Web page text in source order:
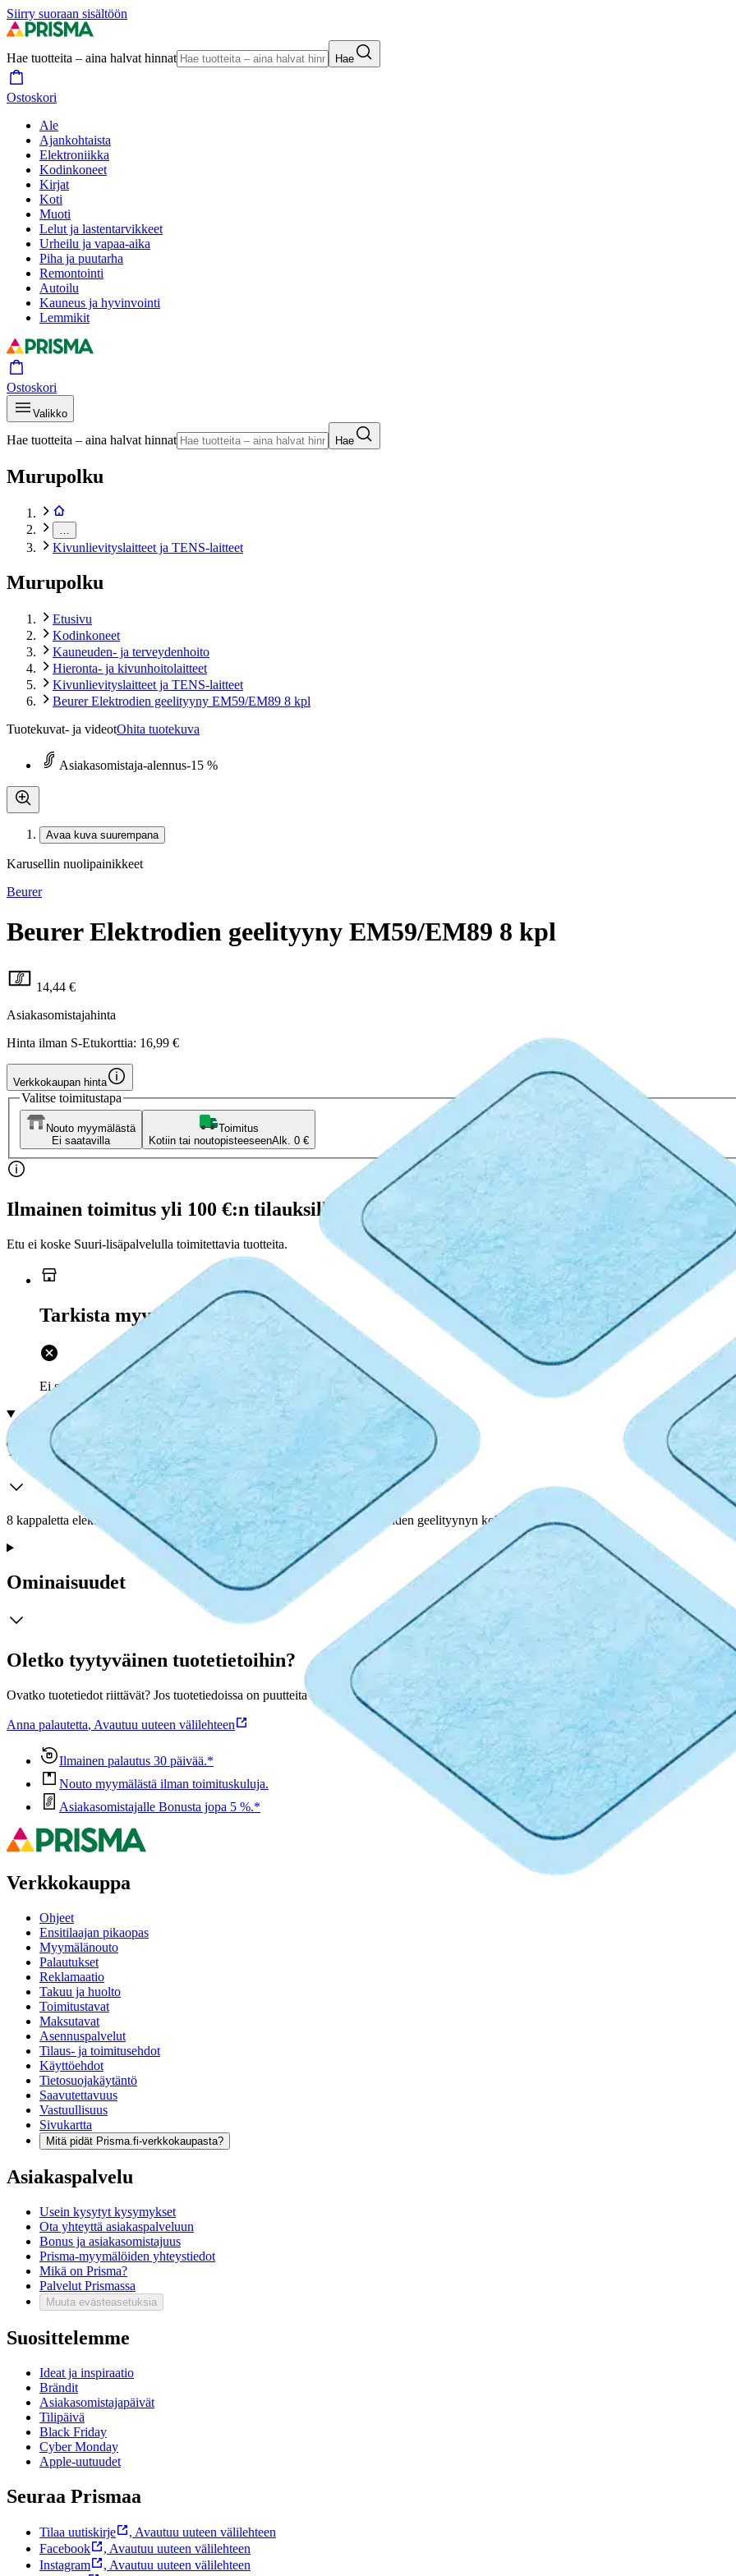
Siirry suoraan sisältöön
Hae tuotteita – aina halvat hinnat Hae
Ostoskori
Ale
Ajankohtaista
Elektroniikka
Kodinkoneet
Kirjat
Koti
Muoti
Lelut ja lastentarvikkeet
Urheilu ja vapaa-aika
Piha ja puutarha
Remontointi
Autoilu
Kauneus ja hyvinvointi
Lemmikit
Ostoskori
Valikko
Hae tuotteita – aina halvat hinnat Hae
Murupolku
Kivunlievityslaitteet ja TENS-laitteet
Murupolku
Etusivu
Kodinkoneet
Kauneuden- ja terveydenhoito
Hieronta- ja kivunhoitolaitteet
Kivunlievityslaitteet ja TENS-laitteet
Beurer Elektrodien geelityyny EM59/EM89 8 kpl
Tuotekuvat- ja videotOhita tuotekuva
Asiakasomistaja-alennus-15 %
Avaa kuva suurempana
Karusellin nuolipainikkeet
Beurer
Beurer Elektrodien geelityyny EM59/EM89 8 kpl
14,44 €
Asiakasomistajahinta
Hinta ilman S-Etukorttia: 16,99 €
Verkkokaupan hinta
Valitse toimitustapa
Nouto myymälästä
Ei saatavilla
Toimitus
Kotiin tai noutopisteeseenAlk. 0 €
Ilmainen toimitus yli 100 €:n tilauksille Postin pakettiautomaattiin tai
Etu ei koske Suuri‑lisäpalvelulla toimitettavia tuotteita.
Tarkista myymäläsaatavuus
Ei saatavilla
Tuotekuvaus
8 kappaletta elektrodien geelityynyjä EM59 ja EM89 kivun lievittäjään. Yhden geelityynyn koko 45 x 45mm.
Ominaisuudet
Oletko tyytyväinen tuotetietoihin?
Ovatko tuotetiedot riittävät? Jos tuotetiedoissa on puutteita tai niitä voisi muuten parantaa, anna palautetta.
Anna palautetta, Avautuu uuteen välilehteen
Ilmainen palautus 30 päivää.*
Nouto myymälästä ilman toimituskuluja.
Asiakasomistajalle Bonusta jopa 5 %.*
Verkkokauppa
Ohjeet
Ensitilaajan pikaopas
Myymälänouto
Palautukset
Reklamaatio
Takuu ja huolto
Toimitustavat
Maksutavat
Asennuspalvelut
Tilaus- ja toimitusehdot
Käyttöehdot
Tietosuojakäytäntö
Saavutettavuus
Vastuullisuus
Sivukartta
Mitä pidät Prisma.fi-verkkokaupasta?
Asiakaspalvelu
Usein kysytyt kysymykset
Ota yhteyttä asiakaspalveluun
Bonus ja asiakasomistajuus
Prisma-myymälöiden yhteystiedot
Mikä on Prisma?
Palvelut Prismassa
Muuta evästeasetuksia
Suosittelemme
Ideat ja inspiraatio
Brändit
Asiakasomistajapäivät
Tilipäivä
Black Friday
Cyber Monday
Apple-uutuudet
Seuraa Prismaa
Tilaa uutiskirje , Avautuu uuteen välilehteen
Facebook
, Avautuu uuteen välilehteen
Instagram
, Avautuu uuteen välilehteen